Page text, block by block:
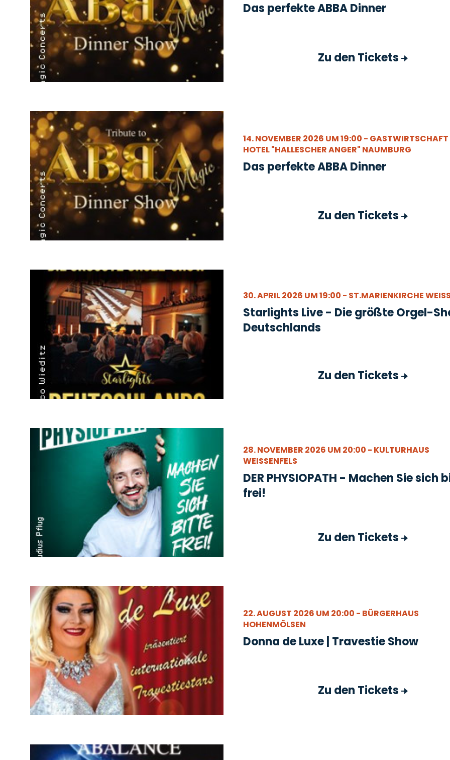
Das perfekte ABBA Dinner
Zu den Tickets
14. NOVEMBER 2026 UM 19:00 -
HOTEL "HALLESCHER ANGER" NAUMBURG
Das perfekte ABBA Dinner
Zu den Tickets
30. APRIL 2026 UM 19:00 - ST.MARIENKIRCHE
Starlights Live - Die größte Orgel-
Deutschlands
Zu den Tickets
28. NOVEMBER 2026 UM 20:00 - KULTURHAUS
WEISSENFELS
DER PHYSIOPATH - Machen Sie sich
frei!
Zu den Tickets
22. AUGUST 2026 UM 20:00 - BÜRGERHAUS
HOHENMÖLSEN
Donna de Luxe | Travestie Show
Zu den Tickets